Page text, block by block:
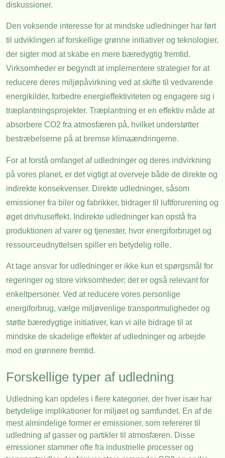
diskussioner.
Den voksende interesse for at mindske udledninger har ført
til udviklingen af forskellige grønne initiativer og teknologier,
der sigter mod at skabe en mere bæredygtig fremtid.
Virksomheder er begyndt at implementere strategier for at
reducere deres miljøpåvirkning ved at skifte til vedvarende
energikilder, forbedre energieffektiviteten og engagere sig i
træplantningsprojekter. Træplantning er en effektiv måde at
absorbere CO2 fra atmosfæren på, hvilket understøtter
bestræbelserne på at bremse klimaændringerne.
For at forstå omfanget af udledninger og deres indvirkning
på vores planet, er det vigtigt at overveje både de direkte og
indirekte konsekvenser. Direkte udledninger, såsom
emissioner fra biler og fabrikker, bidrager til luftforurening og
øget drivhuseffekt. Indirekte udledninger kan opstå fra
produktionen af varer og tjenester, hvor energiforbruget og
ressourceudnyttelsen spiller en betydelig rolle.
At tage ansvar for udledninger er ikke kun et spørgsmål for
regeringer og store virksomheder; det er også relevant for
enkeltpersoner. Ved at reducere vores personlige
energiforbrug, vælge miljøvenlige transportmuligheder og
støtte bæredygtige initiativer, kan vi alle bidrage til at
mindske de skadelige effekter af udledninger og arbejde
mod en grønnere fremtid.
Forskellige typer af udledning
Udledning kan opdeles i flere kategorier, der hver især har
betydelige implikationer for miljøet og samfundet. En af de
mest almindelige former er emissioner, som refererer til
udledning af gasser og partikler til atmosfæren. Disse
emissioner stammer ofte fra industrielle processer og